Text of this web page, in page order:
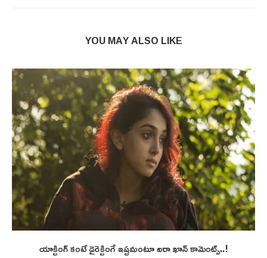
YOU MAY ALSO LIKE
యాక్టింగ్ కంటే డైరెక్టింగే ఇష్టమంటూ ఐరా ఖాన్ కామెంట్స్..!